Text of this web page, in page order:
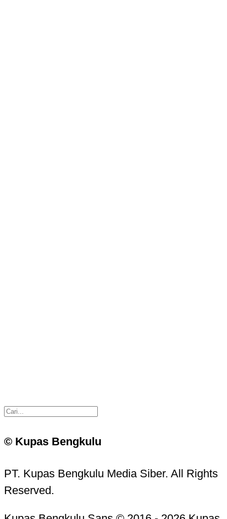
© Kupas Bengkulu
PT. Kupas Bengkulu Media Siber. All Rights
Reserved.